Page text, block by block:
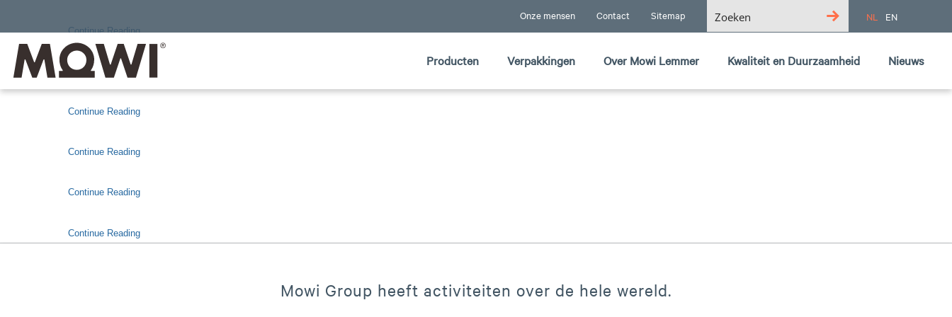
NL EN
Onze mensen Contact Sitemap
Producten Verpakkingen Over Mowi Lemmer Kwaliteit en Duurzaamheid Nieuws
Continue Reading
Continue Reading
Continue Reading
Continue Reading
Continue Reading
Continue Reading
Mowi Group heeft activiteiten over de hele wereld.